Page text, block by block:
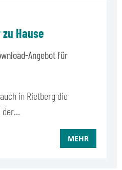
Hause
Angebot für
in Rietberg die
der…
MEHR